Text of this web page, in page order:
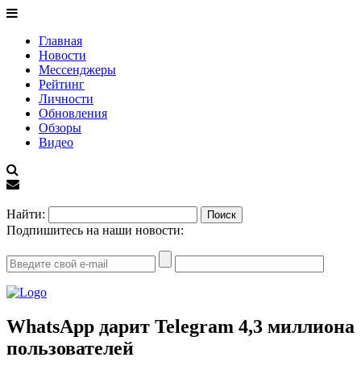
Главная
Новости
Мессенджеры
Рейтинг
Личности
Обновления
Обзоры
Видео
Найти:
Подпишитесь на наши новости:
WhatsApp дарит Telegram 4,3 миллиона
пользователей